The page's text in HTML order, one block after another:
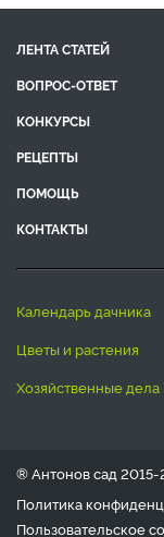
ЛЕНТА СТАТЕЙ
ВОПРОС-ОТВЕТ
КОНКУРСЫ
РЕЦЕПТЫ
ПОМОЩЬ
КОНТАКТЫ
календарь дачника
цветы и растения
хозяйственные дела
® Антонов сад
Политика
Пользовательское